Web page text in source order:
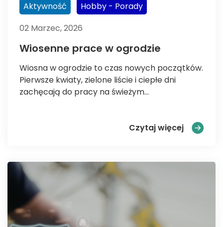
Aktywność
Hobby - Porady
02 Marzec, 2026
Wiosenne prace w ogrodzie
Wiosna w ogrodzie to czas nowych początków.
Pierwsze kwiaty, zielone liście i ciepłe dni
zachęcają do pracy na świeżym...
Czytaj więcej